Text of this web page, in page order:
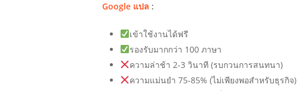
Google แปล :
เข้าใช้งานได้ฟรี
รองรับมากกว่า 100 ภาษา
ความล่าช้า 2-3 วินาที (รบกวนการสนทนา)
ความแม่นยำ 75-85% (ไม่เพียงพอสำหรับธุรกิจ)